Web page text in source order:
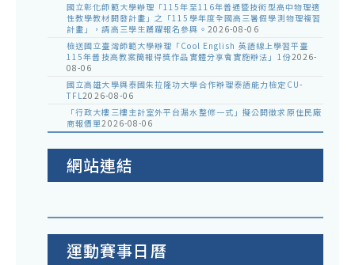
國立彰化師範大學辦理「115年至116年普通暨技術型高中物理適
性教學教材開發計畫」之「115學年度全國高三暑假學測物理複習
計畫」，請高三學生踴躍報名參與。 2026-08-06
檢送國立臺灣師範大學辦理「Cool English 英語線上學習平臺
115年普技高教案簡報得獎作品實體分享會實施辦法」1份2026-
08-06
國立高雄大學與泰國朱拉隆功大學合作辦理泰語能力檢定CU-
TFL2026-08-06
「行政大樓三樓主計室外平台漏水整修一式」擬公開徵求原住民廠
商報價單2026-08-06
網站連結
運動賽事日曆